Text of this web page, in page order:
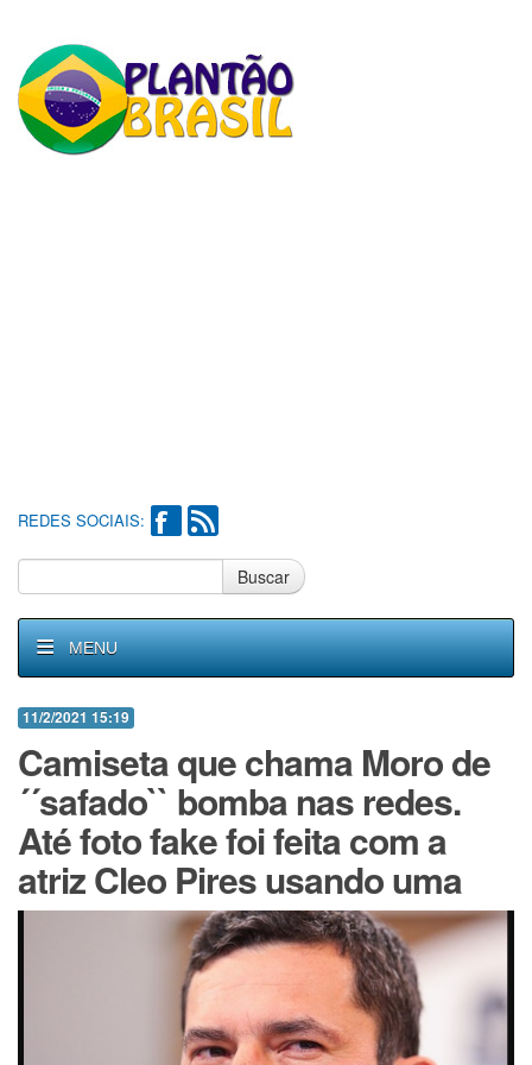
REDES SOCIAIS:
Buscar
MENU
11/2/2021 15:19
Camiseta que chama Moro de
´´safado`` bomba nas redes.
Até foto fake foi feita com a
atriz Cleo Pires usando uma